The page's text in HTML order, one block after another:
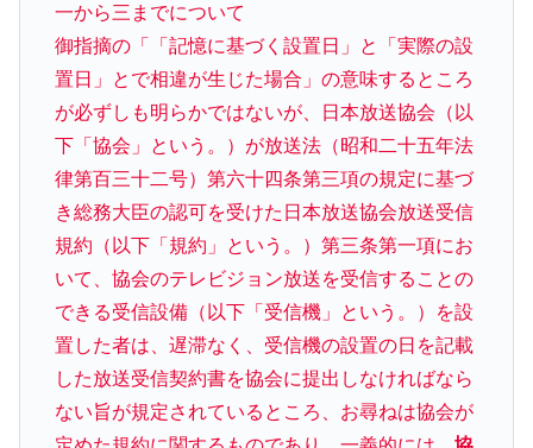
一から三までについて
御指摘の「「記憶に基づく設置日」と「実際の設
置日」とで相違が生じた場合」の意味するところ
が必ずしも明らかではないが、日本放送協会（以
下「協会」という。）が放送法（昭和二十五年法
律第百三十二号）第六十四条第三項の規定に基づ
き総務大臣の認可を受けた日本放送協会放送受信
規約（以下「規約」という。）第三条第一項にお
いて、協会のテレビジョン放送を受信することの
できる受信設備（以下「受信機」という。）を設
置した者は、遅滞なく、受信機の設置の日を記載
した放送受信契約書を協会に提出しなければなら
ない旨が規定されているところ、お尋ねは協会が